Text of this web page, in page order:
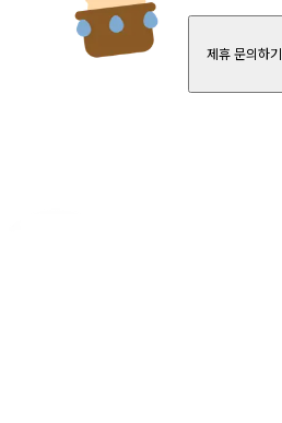
제휴 문의하기